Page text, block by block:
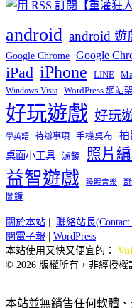
android android 遊
Google Chrome Google
iPad iPhone LINE
Windows Vista WordPress 網站
好玩遊戲 好玩
學英語 待辦事項 手機桌布 拍
桌面小工具 濾鏡 照片
益智遊戲 睡眠音樂
鬧鐘
關於本站 | 聯絡站長(Contact
閱電子報 | WordPress
本站使用又快又便宜的：
© 2026 版權所有，非經授權
本站並無銷售任何軟體